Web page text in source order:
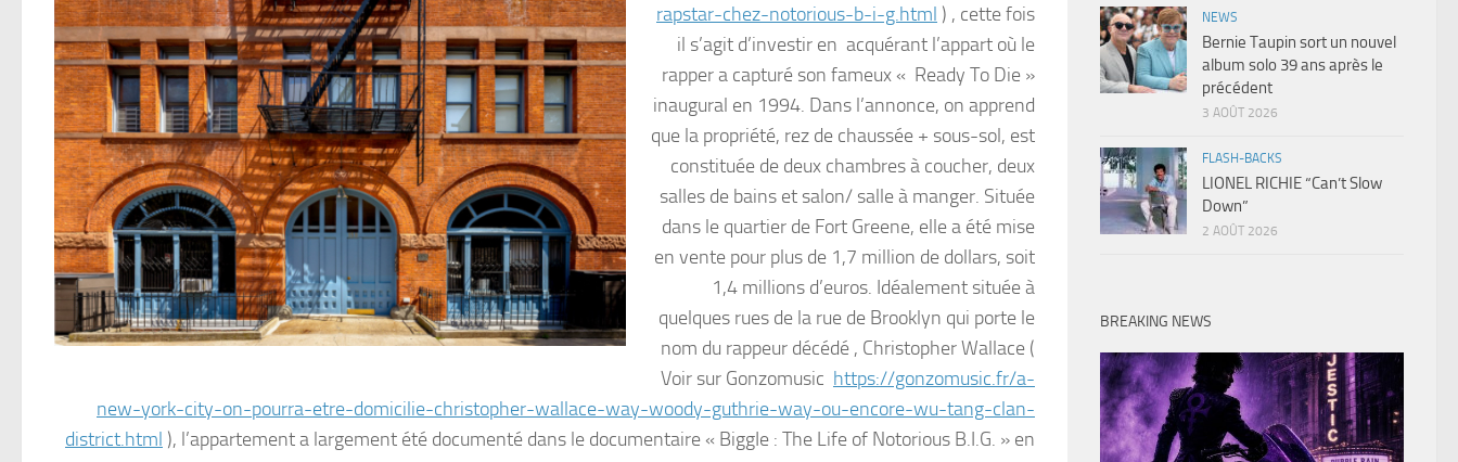
rapstar-chez-notorious-b-i-g.html ) , cette fois
il s’agit d’investir en acquérant l’appart où le
rapper a capturé son fameux « Ready To Die »
inaugural en 1994. Dans l’annonce, on apprend
que la propriété, rez de chaussée + sous-sol, est
constituée de deux chambres à coucher, deux
salles de bains et salon/ salle à manger. Située
dans le quartier de Fort Greene, elle a été mise
en vente pour plus de 1,7 million de dollars, soit
1,4 millions d’euros. Idéalement située à
quelques rues de la rue de Brooklyn qui porte le
nom du rappeur décédé , Christopher Wallace (
Voir sur Gonzomusic https://gonzomusic.fr/a-
new-york-city-on-pourra-etre-domicilie-christopher-wallace-way-woody-guthrie-way-ou-encore-wu-tang-clan-
district.html ), l’appartement a largement été documenté dans le documentaire « BiggIe : The Life of Notorious B.I.G. » en
NEWS
Bernie Taupin sort un nouvel
album solo 39 ans après le
précédent
3 AOÛT 2026
FLASH-BACKS
LIONEL RICHIE “Can’t Slow
Down”
2 AOÛT 2026
BREAKING NEWS